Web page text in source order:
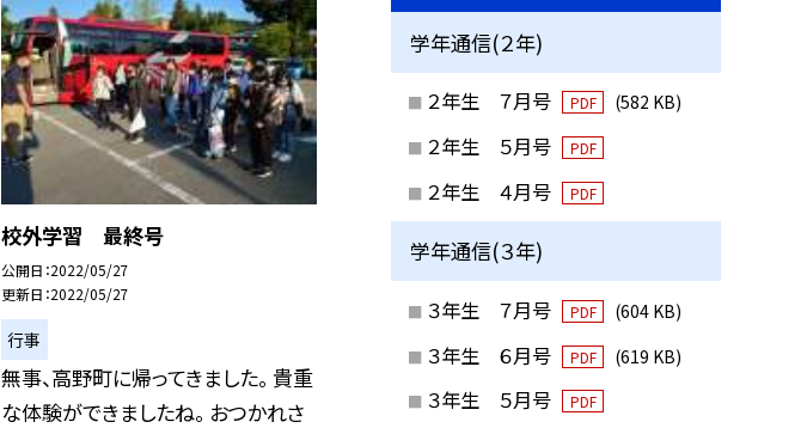
校外学習 最終号
公開日 2022/05/27
更新日 2022/05/27
行事
無事、高野町に帰ってきました。 貴重
な体験ができましたね。 おつかれさ
学年通信(２年)
２年生 ７月号 PDF (582 KB)
２年生 ５月号 PDF
２年生 ４月号 PDF
学年通信(３年)
３年生 ７月号 PDF (604 KB)
３年生 ６月号 PDF (619 KB)
３年生 ５月号 PDF